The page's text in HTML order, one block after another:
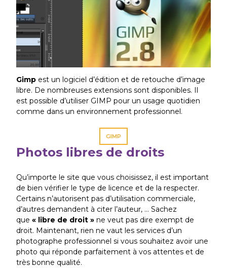
Gimp est un logiciel d’édition et de retouche d’image
libre. De nombreuses extensions sont disponibles. Il
est possible d’utiliser GIMP pour un usage quotidien
comme dans un environnement professionnel.
GIMP
Photos libres de droits
Qu’importe le site que vous choisissez, il est important
de bien vérifier le type de licence et de la respecter.
Certains n’autorisent pas d’utilisation commerciale,
d’autres demandent à citer l’auteur, … Sachez
que « libre de droit » ne veut pas dire exempt de
droit. Maintenant, rien ne vaut les services d’un
photographe professionnel si vous souhaitez avoir une
photo qui réponde parfaitement à vos attentes et de
très bonne qualité.